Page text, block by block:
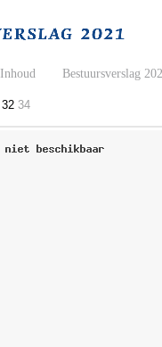
32 34
Inhoud Bestuursverslag